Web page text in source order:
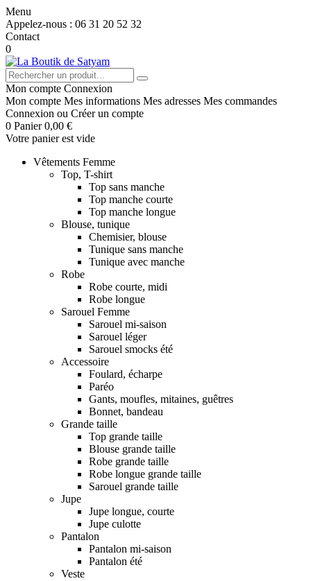
Menu
Appelez-nous : 06 31 20 52 32
Contact
0
Mon compte Connexion
Mon compte Mes informations Mes adresses Mes commandes
Connexion ou Créer un compte
0 Panier 0,00 €
Votre panier est vide
Vêtements Femme
Top, T-shirt
Top sans manche
Top manche courte
Top manche longue
Blouse, tunique
Chemisier, blouse
Tunique sans manche
Tunique avec manche
Robe
Robe courte, midi
Robe longue
Sarouel Femme
Sarouel mi-saison
Sarouel léger
Sarouel smocks été
Accessoire
Foulard, écharpe
Paréo
Gants, moufles, mitaines, guêtres
Bonnet, bandeau
Grande taille
Top grande taille
Blouse grande taille
Robe grande taille
Robe longue grande taille
Sarouel grande taille
Jupe
Jupe longue, courte
Jupe culotte
Pantalon
Pantalon mi-saison
Pantalon été
Veste